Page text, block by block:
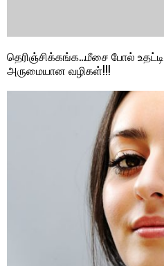
தெரிஞ்சிக்கங்க…மீசை போல்
அருமையான வழிகள்!!!